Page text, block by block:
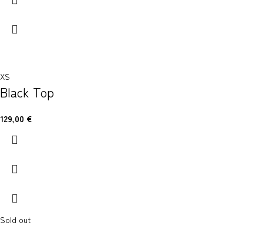
XS
Black Top
129,00 €
Sold out